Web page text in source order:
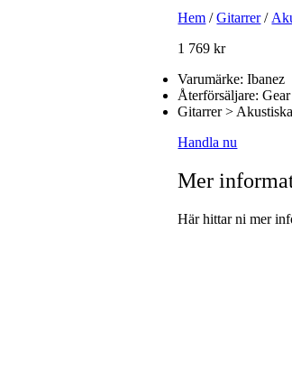
Hem /Gitarrer/
1 769kr
Varumärke: Ibanez
Återförsäljare:
Gitarrer >
Handla nu
Mer
Här hittar ni mer